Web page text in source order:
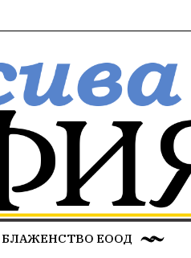
БЛАЖЕНСТВО ЕООД